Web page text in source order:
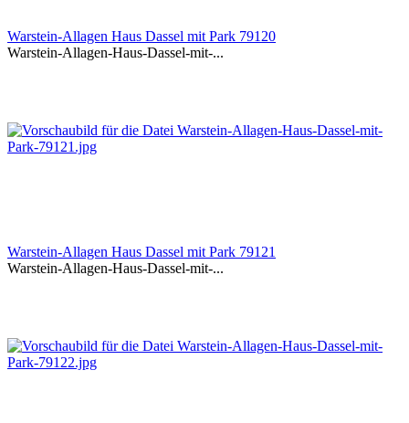
Warstein-Allagen Haus Dassel mit Park 79120
Warstein-Allagen-Haus-Dassel-mit-...
Warstein-Allagen Haus Dassel mit Park 79121
Warstein-Allagen-Haus-Dassel-mit-...